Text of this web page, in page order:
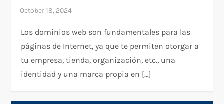
Los dominios web son fundamentales para las
páginas de Internet, ya que te permiten otorgar a
tu empresa, tienda, organización, etc., una
identidad y una marca propia en […]